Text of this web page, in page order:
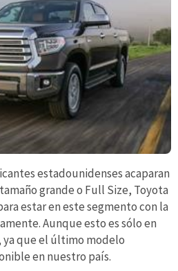
estadounidenses acaparan
grande o Full Size, Toyota
estar en este segmento con la
Aunque esto es sólo en
ya que el último modelo
en nuestro país.